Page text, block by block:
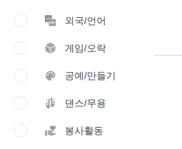
외국/언어
게임/오락
공예/만들기
댄스/무용
봉사활동